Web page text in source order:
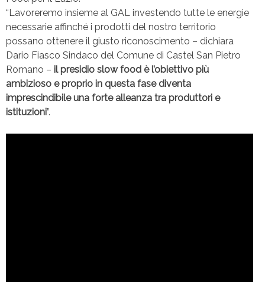
“Lavoreremo insieme al GAL investendo tutte le energie
necessarie affinché i prodotti del nostro territorio
possano ottenere il giusto riconoscimento – dichiara
Dario Fiasco Sindaco del Comune di Castel San Pietro
Romano – il presidio slow food è l’obiettivo più
ambizioso e proprio in questa fase diventa
imprescindibile una forte alleanza tra produttori e
istituzioni”.